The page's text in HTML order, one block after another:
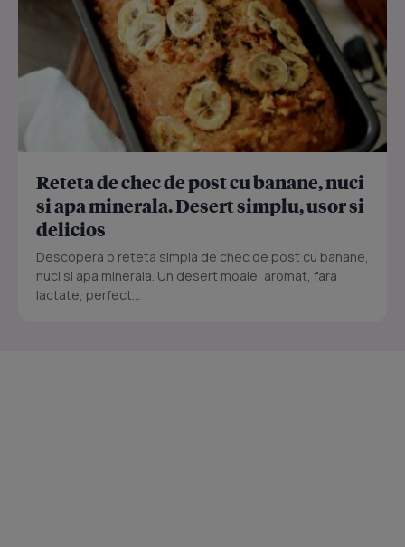
Reteta de chec de post cu banane, nuci
si apa minerala. Desert simplu, usor si
delicios
Descopera o reteta simpla de chec de post cu banane,
nuci si apa minerala. Un desert moale, aromat, fara
lactate, perfect...